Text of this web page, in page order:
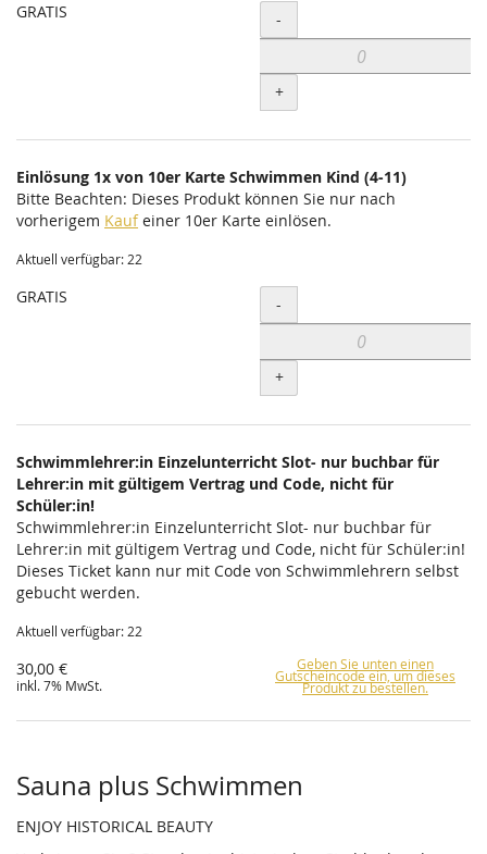
GRATIS Menge
-
+
Einlösung 1x von 10er Karte Schwimmen Kind (4-11)
Bitte Beachten: Dieses Produkt können Sie nur nach
vorherigem Kaufeiner 10er Karte einlösen.
Aktuell verfügbar: 22
GRATIS Menge
-
+
Schwimmlehrer:in Einzelunterricht Slot- nur buchbar für
Lehrer:in mit gültigem Vertrag und Code, nicht für
Schüler:in!
Schwimmlehrer:in Einzelunterricht Slot- nur buchbar für
Lehrer:in mit gültigem Vertrag und Code, nicht für Schüler:in!
Dieses Ticket kann nur mit Code von Schwimmlehrern selbst
gebucht werden.
Aktuell verfügbar: 22
30,00 €
inkl. 7% MwSt.
Geben Sie unten einen
Gutscheincode ein, um dieses
Produkt zu bestellen.
Sauna plus Schwimmen
ENJOY HISTORICAL BEAUTY